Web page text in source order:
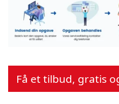
Få et tilbud, gratis